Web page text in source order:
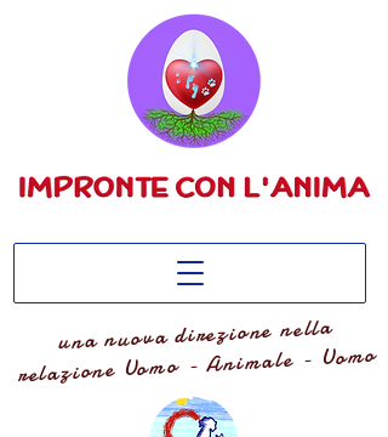
una nuova direzione nella
relazione Uomo - Animale - Uomo